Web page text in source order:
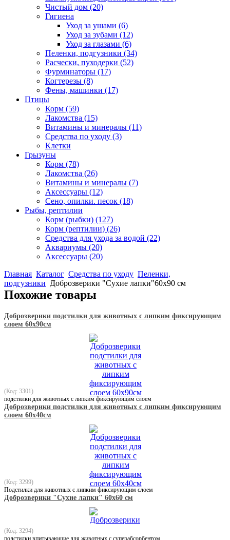
Чистый дом (20)
Гигиена
Уход за ушами (6)
Уход за зубами (12)
Уход за глазами (6)
Пеленки, подгузники (34)
Расчески, пуходерки (52)
Фурминаторы (17)
Когтерезы (8)
Фены, машинки (17)
Птицы
Корм (59)
Лакомства (15)
Витамины и минералы (11)
Средства по уходу (3)
Клетки
Грызуны
Корм (78)
Лакомства (26)
Витамины и минералы (7)
Аксессуары (12)
Сено, опилки. песок (18)
Рыбы, рептилии
Корм (рыбки) (127)
Корм (рептилии) (26)
Средства для ухода за водой (22)
Аквариумы (20)
Аксессуары (20)
Главная Каталог Средства по уходу Пеленки,
подгузники Доброзверики "Сухие лапки"60х90 см
Похожие товары
Доброзверики подстилки для животных с липким фиксирующим
слоем 60х90см
(Код: 3301)
подстилки для животных с липким фиксирующим слоем
Доброзверики подстилки для животных с липким фиксирующим
слоем 60х40см
(Код: 3299)
Подстилки для животных с липким фиксирующим слоем
Доброзверики "Сухие лапки" 60х60 см
(Код: 3294)
подстилки впитывающие для животных с суперабсорбентом